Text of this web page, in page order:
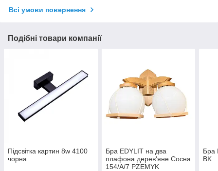
Всі умови повернення
Подібні товари компанії
Підсвітка картин 8w 4100
чорна
Бра EDYLIT на два
плафона дерев'яне Сосна
154/А/7 PZEMYK
Бра
BK